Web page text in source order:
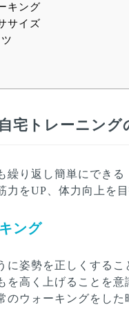
キング
サイズ
宅トレーニング
繰り返し簡単にでき
力をUP、体力向上を目
ング
に姿勢を正しくする
を高く上げることを意
のウォーキングをした